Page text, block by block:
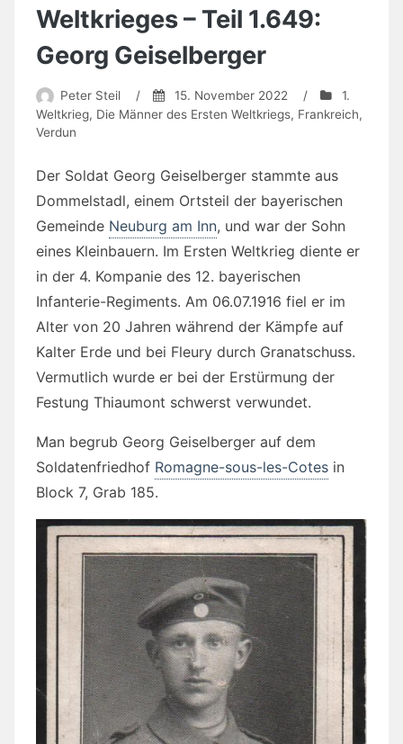
Weltkrieges – Teil 1.649:
Georg Geiselberger
Peter Steil / 15. November 2022 /
1.
Weltkrieg, Die Männer des Ersten Weltkriegs, Frankreich,
Verdun
Der Soldat Georg Geiselberger stammte aus
Dommelstadl, einem Ortsteil der bayerischen
Gemeinde Neuburg am Inn, und war der Sohn
eines Kleinbauern. Im Ersten Weltkrieg diente er
in der 4. Kompanie des 12. bayerischen
Infanterie-Regiments. Am 06.07.1916 fiel er im
Alter von 20 Jahren während der Kämpfe auf
Kalter Erde und bei Fleury durch Granatschuss.
Vermutlich wurde er bei der Erstürmung der
Festung Thiaumont schwerst verwundet.
Man begrub Georg Geiselberger auf dem
Soldatenfriedhof Romagne-sous-les-Cotes in
Block 7, Grab 185.